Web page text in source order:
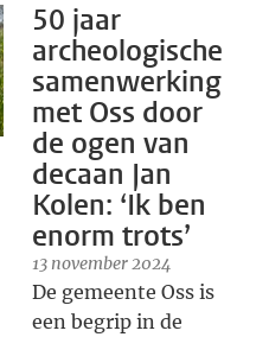
50 jaar
archeologische
samenwerking
met Oss door
de ogen van
decaan Jan
Kolen: ‘Ik ben
enorm trots’
13 november 2024
De gemeente Oss is
een begrip in de